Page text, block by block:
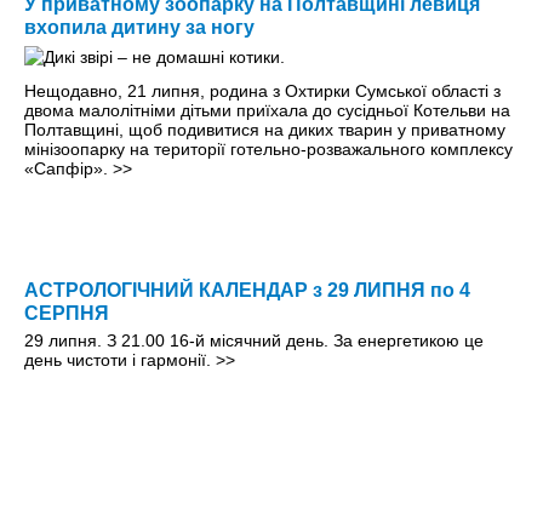
У приватному зоопарку на Полтавщині левиця
вхопила дитину за ногу
Нещодавно, 21 липня, родина з Охтирки Сумської області з
двома малолітніми дітьми приїхала до сусідньої Котельви на
Полтавщині, щоб подивитися на диких тварин у приватному
мінізоопарку на території готельно-розважального комплексу
«Сапфір». >>
АСТРОЛОГІЧНИЙ КАЛЕНДАР з 29 ЛИПНЯ по 4
СЕРПНЯ
29 липня. З 21.00 16-й місячний день. За енергетикою це
день чистоти і гармонії. >>